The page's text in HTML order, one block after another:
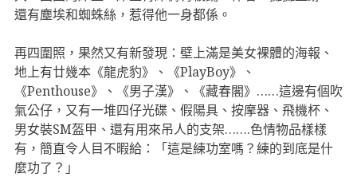
還有塵埃和蜘蛛絲，惹得他一身都係。
再四圍照，果然又有新發現：壁上滿是美女裸體的海報、
地上有廿幾本《龍虎豹》、《PlayBoy》、
《Penthouse》、《男子漢》、《藏春閣》……這邊有個吹
氣公仔，又有一堆四仔光碟、假陽具、按摩器、飛機杯、
男女裝SM盔甲、還有用來吊人的支架…….色情物品樣樣
有，簡直令人目不暇給：「這是練功室嗎？練的到底是什
麼功了？」